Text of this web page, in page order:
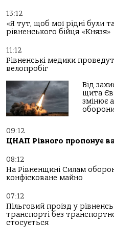
13:12
«Я тут, щоб мої рідні були
рівненського бійця «Князя»
11:12
Рівненські медики
велопробіг
Від
щита
змінює
09:12
ЦНАП Рівного пропонує
08:12
На Рівненщині Силам
конфісковане майно
07:12
Пільговий проїзд у
транспорті без
стосується